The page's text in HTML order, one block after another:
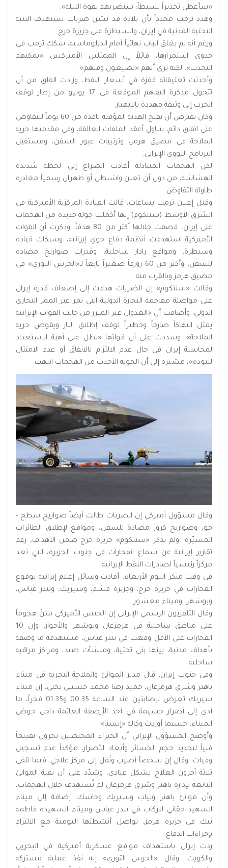
«سأعطي تحذيراً بسيطاً: سنضربهم بقوة الليلة».
وهدد ترمب مجدداً بأن بلاده قد تشن ضربات تستهدف البنية
التحتية المدنية في إيران، والسيطرة على جزيرة خرج.
ورغم أنه لم يغلق الباب نهائياً أمام الدبلوماسية، شكك ترمب في
جدوى استمرارها، قائلاً إن الممثلين الأميركيين «يمكنهم
التحدث»، لكنه يرى أنهم «يضيعون وقتهم».
وأحدثت تعليقاته قفزة في أسعار النفط، وزادت القلق من أن
تتحول مذكرة التفاهم الموقعة في 17 يونيو من إطار لوقف
الحرب إلى وثيقة مهددة بالانهيار.
وكان يفترض أن تفتح الهدنة المؤقتة نافذة من 60 يوماً للتفاوض
على اتفاق دائم، يتناول أعقد الملفات العالقة، وفي مقدمتها حرية
الملاحة في مضيق هرمز، وترتيبات عبور السفن، ومستقبل
البرنامج النووي الإيراني.
لكن الهجمات المتبادلة أعادت الصراع إلى لحظة شديدة
الهشاشة، من دون أن تعلن واشنطن أو طهران رسمياً مغادرة
طاولة التفاوض.
وقبل إعلان ترمب بساعات، قالت القيادة المركزية الأميركية في
الشرق الأوسط (سنتكوم) إنها أكملت جولة جديدة من الهجمات
على إيران، قصفت خلالها أكثر من 80 هدفاً. وذكرت أن القوات
الأميركية استهدفت أنظمة دفاع جوي إيرانية، وشبكات قيادة
وسيطرة، ومواقع رادار ساحلية، وقدرات صواريخ مضادة
للسفن، وأكثر من 60 زورقاً صغيراً تابعاً لـ«الحرس الثوري» في
مضيق هرمز وبالقرب منه.
وقالت «سنتكوم» إن الضربات هدفت إلى إضعاف قدرة إيران
على مواصلة مهاجمة التجارة الدولية التي تمر عبر الممر التجاري
الدولي. وأضافت أن «العدوان غير المبرر من جانب القوات الإيرانية
يمثل انتهاكاً صارخاً وخطيراً لوقف إطلاق النار ويقوض حرية
الملاحة». وشددت على أن قواتها «تظل على أهبة الاستعداد
لمحاسبة إيران في حال عدم الالتزام بالاتفاق أو عدم الامتثال
لبنوده»، مشيرة إلى أن الجولة الأحدث من الهجمات انتهت.
وقال مسؤول أميركي إن الضربات طالت أيضاً صواريخ سطح -
جو، وصواريخ كروز مضادة للسفن، ومواقع لإطلاق الطائرات
المسيّرة. ولم تذكر «سنتكوم» جزيرة خرج ضمن الأهداف، رغم
تقارير إيرانية عن سماع انفجارات في جنوب الجزيرة، التي تعد
مركزاً رئيسياً لصادرات النفط الإيرانية.
في وقت مبكر اليوم الأربعاء، أفادت وسائل إعلام إيرانية بوقوع
انفجارات في جزيرة خرج، وجزيرة قشم، وسيريك، وبندر عباس،
وبوشهر، وميناء معشور.
وقال التلفزيون الرسمي الإيراني إن الجيش الأميركي شنّ هجوماً
على مناطق ساحلية في هرمزغان وبوشهر والأحواز، وإن 10
انفجارات على الأقل وقعت في بندر عباس، مستهدفة ما وصفه
بأهداف مدنية، بينها بنى تحتية، ومنشآت صيد، ومراكز مراقبة
ساحلية.
وفي جنوب إيران، قال مدير الموانئ والملاحة البحرية في ميناء
باهنر وشرق هرمزغان، حميد رضا محمد حسيني تختي، إن ميناء
سيريك تعرض لإصابتين عند الساعة 00:35 و01:35 فجراً، ما
أدى إلى أضرار جسيمة في أحد الأرصفة العائمة داخل حوض
الميناء، حسبما أوردت وكالة «إيسنا»
وأوضح المسؤول الإيراني أن الخبراء المختصين يجرون تقييماً
فنياً لتحديد حجم الخسائر وأبعاد الأضرار، مؤكداً عدم تسجيل
وفيات. وقال إن شخصاً أصيب ونُقل إلى مركز علاجي، فيما تلقى
ثلاثة آخرون العلاج بشكل عيادي. وشدّد على أن بقية الموانئ
التابعة لإدارة باهنر وشرق هرمزغان لم تُستهدف خلال الهجمات،
وأن موانئ باهنر وتياب وسيريك وجاسك، إضافة إلى ميناء
الشهيد حقاني للركاب في بندر عباس وميناء الشهيدة فاطمة
نيك في جزيرة هرمز، تواصل أنشطتها اليومية مع الالتزام
بإجراءات الدفاع.
ردت إيران باستهداف مواقع عسكرية أميركية في البحرين
والكويت. وقال «الحرس الثوري» إنه نفذ عملية مشتركة